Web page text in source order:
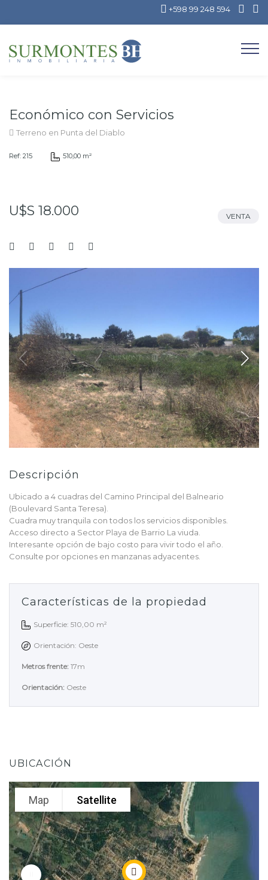
+598 99 248 594
Económico con Servicios
Terreno en Punta del Diablo
Ref: 215 510,00 m²
U$S 18.000 VENTA
Descripción
Ubicado a 4 cuadras del Camino Principal del Balneario
(Boulevard Santa Teresa).
Cuadra muy tranquila con todos los servicios disponibles.
Acceso directo a Sector Playa de Barrio La viuda.
Interesante opción de bajo costo para vivir todo el año.
Consulte por opciones en manzanas adyacentes.
Características de la propiedad
Superficie: 510,00 m²
Orientación: Oeste
Metros frente: 17m
Orientación: Oeste
UBICACIÓN
Map Satellite